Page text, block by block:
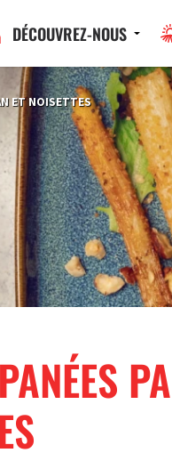
DÉCOUVREZ-NOUS
ET NOISETTES